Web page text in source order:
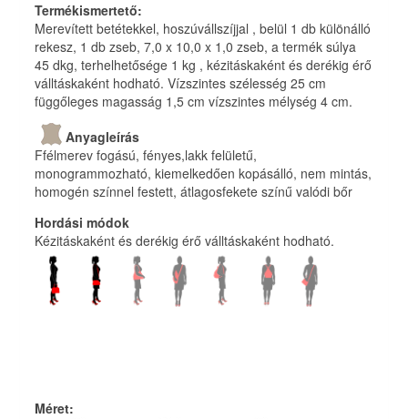
Termékismertető:
Merevített betétekkel, hoszúvállszíjjal , belül 1 db különálló
rekesz, 1 db zseb, 7,0 x 10,0 x 1,0 zseb, a termék súlya
45 dkg, terhelhetősége 1 kg , kézitáskaként és derékig érő
válltáskaként hodható. Vízszintes szélesség 25 cm
függőleges magasság 1,5 cm vízszintes mélység 4 cm.
Anyagleírás
Ffélmerev fogású, fényes,lakk felületű,
monogrammozható, kiemelkedően kopásálló, nem mintás,
homogén színnel festett, átlagosfekete színű valódi bőr
Hordási módok
Kézitáskaként és derékig érő válltáskaként hodható.
Méret: